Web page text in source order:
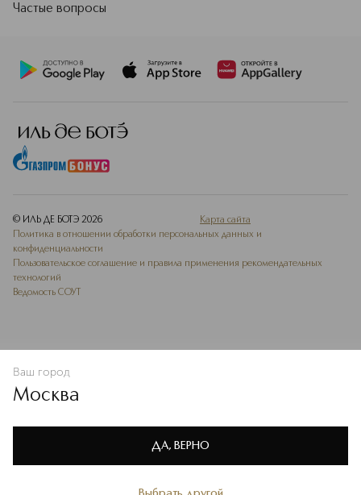
Политике конфиденциальности
В КОРЗИНУ
Частые вопросы
© ИЛЬ ДЕ БОТЭ 2026
Карта сайта
Политика в отношении обработки персональных данных и
конфиденциальности
Пользовательское соглашение и правила применения рекомендательных
технологий
Ведомость СОУТ
Ваш город
Москва
ДА, ВЕРНО